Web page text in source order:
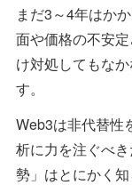
まだ3～4年はか
面や価格の不安
け対処してもな
す。
Web3は非代替性
析に力を注ぐべ
勢」はとにかく